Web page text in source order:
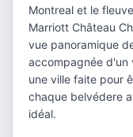
Montreal et le
Marriott Château
vue panoramique
accompagnée d'un
une ville faite pour
chaque belvédere
idéal.